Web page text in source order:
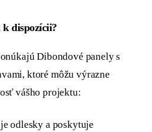
dispozícii?
Dibondové panely s
ktoré môžu výrazne
vášho projektu:
odlesky a poskytuje